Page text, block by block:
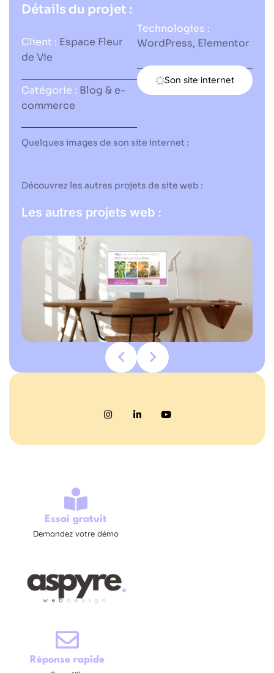
Détails du projet :
Client : Espace Fleur
de Vie
Catégorie : Blog & e-
commerce
Technologies :
WordPress, Elementor
Son site internet
Quelques images de son site internet :
Découvrez les autres projets de site web :
Les autres projets web :
Réponse rapide
Essai gratuit
Demandez votre démo